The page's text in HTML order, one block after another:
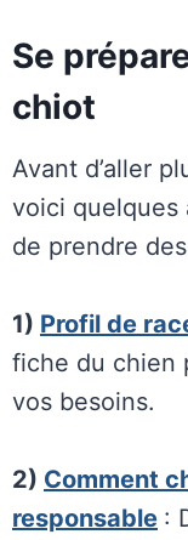
Se
chiot
Avant d’aller
voici quelques
de prendre
1) Profil de
fiche du chien
vos besoins.
2) Comment
responsable :